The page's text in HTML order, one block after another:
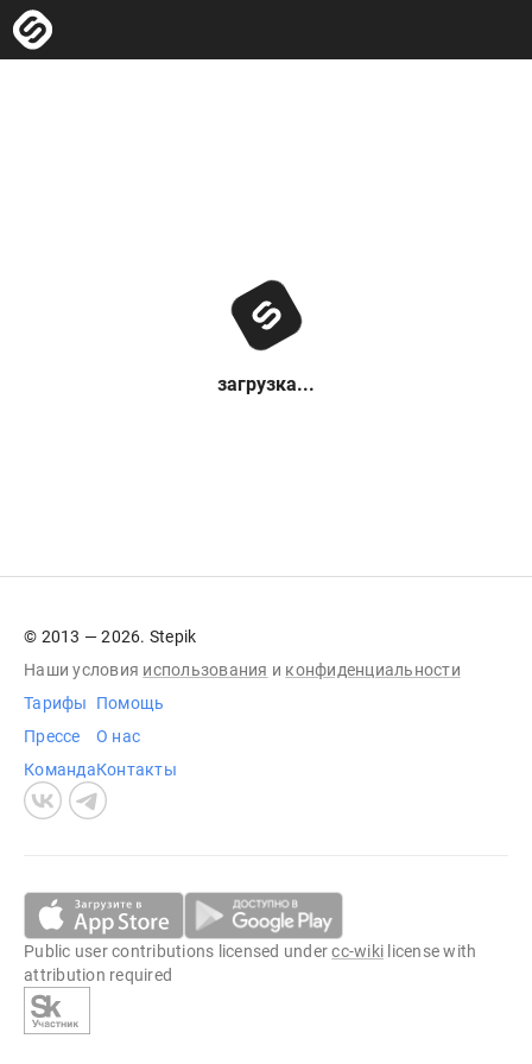
загрузка...
© 2013 — 2026. Stepik
Наши условия использования и конфиденциальности
Тарифы
Прессе
Команда
Помощь
О нас
Контакты
Public user contributions licensed undercc-wiki license with
attribution required